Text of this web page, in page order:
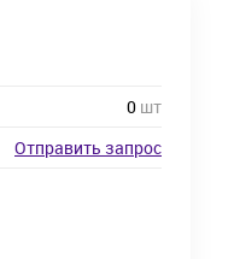
0 шт
Отправить запрос